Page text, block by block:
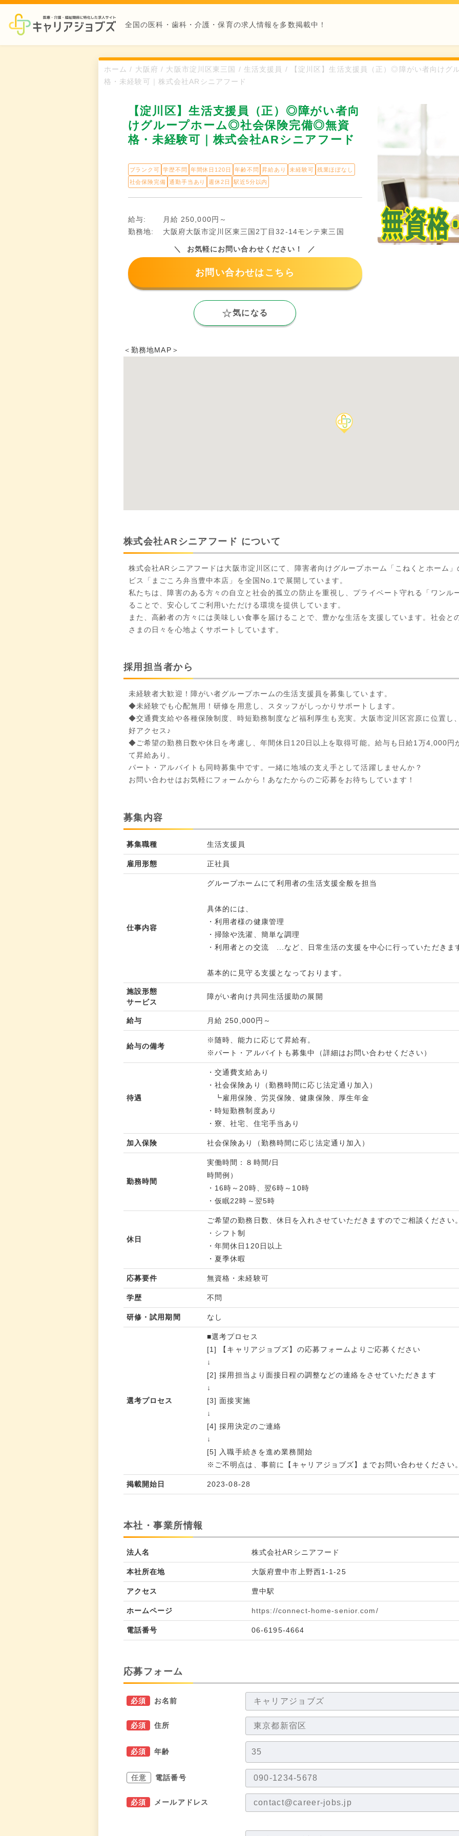
全国の医科・歯科・介護・保育の求人情報を多数掲載中！
ホーム / 大阪府 / 大阪市淀川区東三国 / 生活支援員 / 【淀川区】生活支援員（正）◎障がい者向け
格・未経験可｜株式会社ARシニアフード
【淀川区】生活支援員（正）◎障がい者向
けグループホーム◎社会保険完備◎無資
格・未経験可｜株式会社ARシニアフード
ブランク可 学歴不問 年間休日120日 年齢不問 昇給あり 未経験可 残業ほぼなし
社会保険完備 通勤手当あり 週休2日 駅近5分以内
給与:
月給 250,000円～
勤務地:
大阪府大阪市淀川区東三国2丁目32-14モンテ東三国
お気軽にお問い合わせください！
お問い合わせはこちら
気になる
＜勤務地MAP＞
株式会社ARシニアフード について
株式会社ARシニアフードは大阪市淀川区にて、障害者向けグループホーム「こねくとホーム
ビス「まごころ弁当豊中本店」を全国No.1で展開しています。
私たちは、障害のある方々の自立と社会的孤立の防止を重視し、プライベート守れる「ワンル
ることで、安心してご利用いただける環境を提供しています。
また、高齢者の方々には美味しい食事を届けることで、豊かな生活を支援しています。社会と
さまの日々を心地よくサポートしています。
採用担当者から
未経験者大歓迎！障がい者グループホームの生活支援員を募集しています。
◆未経験でも心配無用！研修を用意し、スタッフがしっかりサポートします。
◆交通費支給や各種保険制度、時短勤務制度など福利厚生も充実。大阪市淀川区宮原に位置し
好アクセス♪
◆ご希望の勤務日数や休日を考慮し、年間休日120日以上を取得可能。給与も日給1万4,000円
て昇給あり。
パート・アルバイトも同時募集中です。一緒に地域の支え手として活躍しませんか？
お問い合わせはお気軽にフォームから！あなたからのご応募をお待ちしています！
募集内容
募集職種 生活支援員
雇用形態 正社員
仕事内容
グループホームにて利用者の生活支援全般を担当
具体的には、
・利用者様の健康管理
・掃除や洗濯、簡単な調理
・利用者との交流 ...など、日常生活の支援を中心に行っていただきま
基本的に見守る支援となっております。
施設形態
サービス
障がい者向け共同生活援助の展開
給与 月給 250,000円～
給与の備考
※随時、能力に応じて昇給有。
※パート・アルバイトも募集中（詳細はお問い合わせください）
待遇
・交通費支給あり
・社会保険あり（勤務時間に応じ法定通り加入）
┗雇用保険、労災保険、健康保険、厚生年金
・時短勤務制度あり
・寮、社宅、住宅手当あり
加入保険 社会保険あり（勤務時間に応じ法定通り加入）
勤務時間
実働時間：８時間/日
時間例）
・16時～20時、翌6時～10時
・仮眠22時～翌5時
休日
ご希望の勤務日数、休日を入れさせていただきますのでご相談ください
・シフト制
・年間休日120日以上
・夏季休暇
応募要件 無資格・未経験可
学歴 不問
研修・試用期間 なし
選考プロセス
■選考プロセス
[1] 【キャリアジョブズ】の応募フォームよりご応募ください
↓
[2] 採用担当より面接日程の調整などの連絡をさせていただきます
↓
[3] 面接実施
↓
[4] 採用決定のご連絡
↓
[5] 入職手続きを進め業務開始
※ご不明点は、事前に【キャリアジョブズ】までお問い合わせください
掲載開始日 2023-08-28
本社・事業所情報
法人名 株式会社ARシニアフード
本社所在地 大阪府豊中市上野西1-1-25
アクセス 豊中駅
ホームページ https://connect-home-senior.com/
電話番号 06-6195-4664
応募フォーム
必須 お名前
必須 住所
必須 年齢
任意 電話番号
必須 メールアドレス